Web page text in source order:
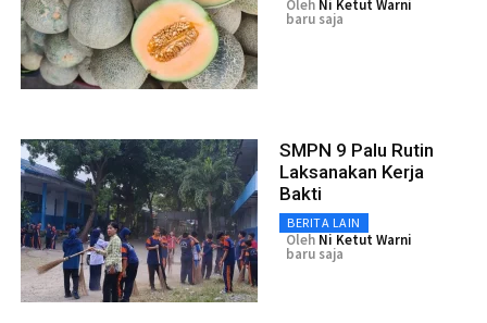
Oleh Ni Ketut Warni
baru saja
SMPN 9 Palu Rutin
Laksanakan Kerja
Bakti
BERITA LAIN
Oleh Ni Ketut Warni
baru saja